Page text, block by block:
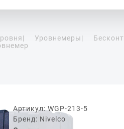
для
| Уровнемеры|
Артикул: WGP-213-5
Бренд: Nivelco